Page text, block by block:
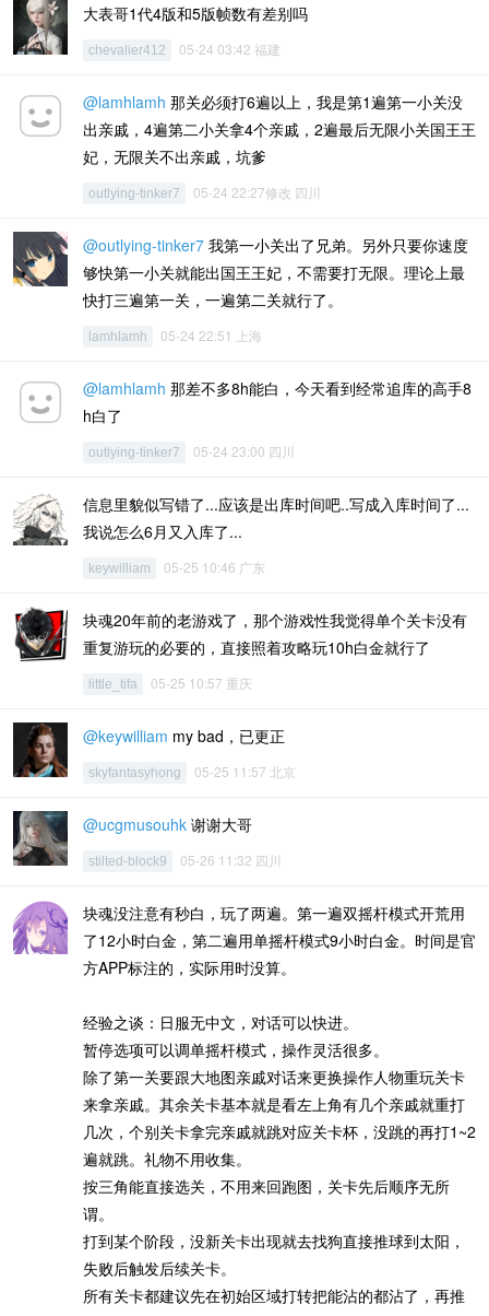
大表哥1代4版和5版帧数有差别吗
chevalier412 05-24 03:42 福建
@lamhlamh 那关必须打6遍以上，我是第1遍第一小关没
出亲戚，4遍第二小关拿4个亲戚，2遍最后无限小关国王王
妃，无限关不出亲戚，坑爹
outlying-tinker7 05-24 22:27修改 四川
@outlying-tinker7 我第一小关出了兄弟。另外只要你速度
够快第一小关就能出国王王妃，不需要打无限。理论上最
快打三遍第一关，一遍第二关就行了。
lamhlamh 05-24 22:51 上海
@lamhlamh 那差不多8h能白，今天看到经常追库的高手8
h白了
outlying-tinker7 05-24 23:00 四川
信息里貌似写错了...应该是出库时间吧..写成入库时间了...
我说怎么6月又入库了...
keywilliam 05-25 10:46 广东
块魂20年前的老游戏了，那个游戏性我觉得单个关卡没有
重复游玩的必要的，直接照着攻略玩10h白金就行了
little_tifa 05-25 10:57 重庆
@keywilliam my bad，已更正
skyfantasyhong 05-25 11:57 北京
@ucgmusouhk 谢谢大哥
stilted-block9 05-26 11:32 四川
块魂没注意有秒白，玩了两遍。第一遍双摇杆模式开荒用
了12小时白金，第二遍用单摇杆模式9小时白金。时间是官
方APP标注的，实际用时没算。
经验之谈：日服无中文，对话可以快进。
暂停选项可以调单摇杆模式，操作灵活很多。
除了第一关要跟大地图亲戚对话来更换操作人物重玩关卡
来拿亲戚。其余关卡基本就是看左上角有几个亲戚就重打
几次，个别关卡拿完亲戚就跳对应关卡杯，没跳的再打1~2
遍就跳。礼物不用收集。
按三角能直接选关，不用来回跑图，关卡先后顺序无所
谓。
打到某个阶段，没新关卡出现就去找狗直接推球到太阳，
失败后触发后续关卡。
所有关卡都建议先在初始区域打转把能沾的都沾了，再推